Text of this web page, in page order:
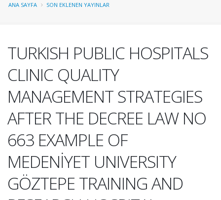
ANA SAYFA SON EKLENEN YAYINLAR
TURKISH PUBLIC HOSPITALS
CLINIC QUALITY
MANAGEMENT STRATEGIES
AFTER THE DECREE LAW NO
663 EXAMPLE OF
MEDENİYET UNIVERSITY
GÖZTEPE TRAINING AND